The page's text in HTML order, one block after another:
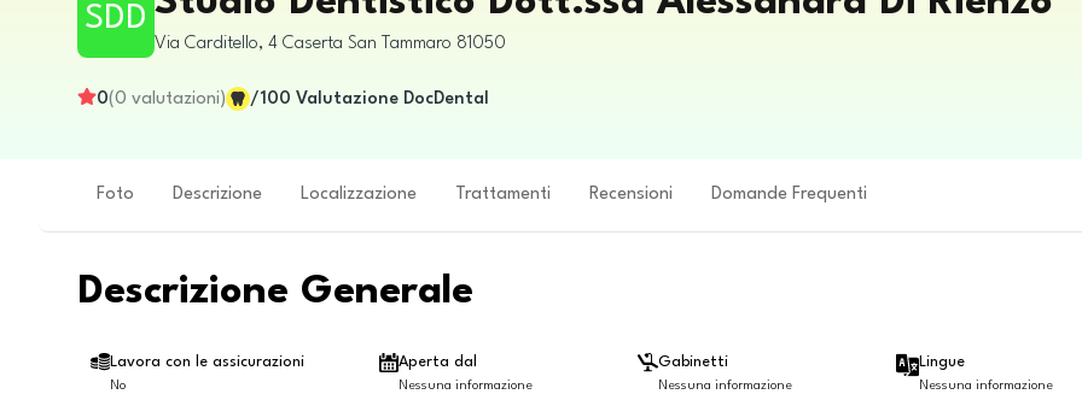
SDD
Via Carditello, 4 Caserta San Tammaro 81050
0(0 valutazioni) /100 Valutazione DocDental
Foto Descrizione Localizzazione Trattamenti Recensioni Domande Frequenti
Descrizione Generale
Lavora con le assicurazioni
No
Aperta dal
Nessuna informazione
Gabinetti
Nessuna informazione
Lingue
Nessuna informazione